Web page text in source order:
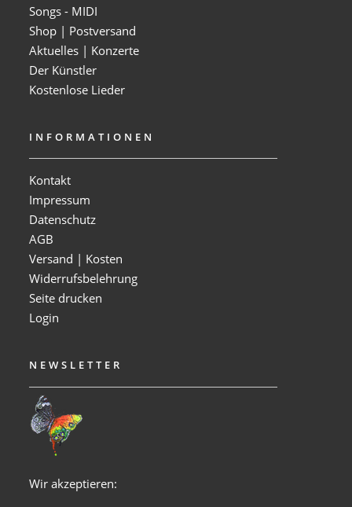
Songs - MIDI
Shop | Postversand
Aktuelles | Konzerte
Der Künstler
Kostenlose Lieder
INFORMATIONEN
Kontakt
Impressum
Datenschutz
AGB
Versand | Kosten
Widerrufsbelehrung
Seite drucken
Login
NEWSLETTER
Wir akzeptieren: